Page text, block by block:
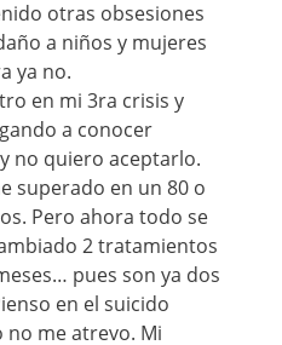
otras obsesiones
a niños y mujeres
ya no.
en mi 3ra crisis y
a conocer
no quiero aceptarlo.
superado en un 80 o
Pero ahora todo se
2 tratamientos
pues son ya dos
en el suicido
me atrevo. Mi